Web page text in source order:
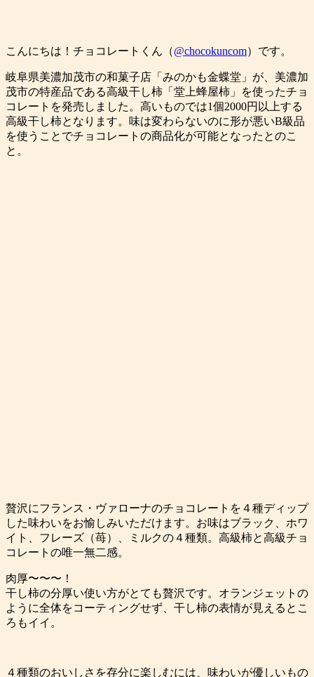
こんにちは！チョコレートくん（@chocokuncom）です。
岐阜県美濃加茂市の和菓子店「みのかも金蝶堂」が、美濃加
茂市の特産品である高級干し柿「堂上蜂屋柿」を使ったチョ
コレートを発売しました。高いものでは1個2000円以上する
高級干し柿となります。味は変わらないのに形が悪いB級品
を使うことでチョコレートの商品化が可能となったとのこ
と。
贅沢にフランス・ヴァローナのチョコレートを４種ディップ
した味わいをお愉しみいただけます。お味はブラック、ホワ
イト、フレーズ（苺）、ミルクの４種類。高級柿と高級チョ
コレートの唯一無二感。
肉厚〜〜〜！
干し柿の分厚い使い方がとても贅沢です。オランジェットの
ように全体をコーティングせず、干し柿の表情が見えるとこ
ろもイイ。
４種類のおいしさを存分に楽しむには、味わいが優しいもの